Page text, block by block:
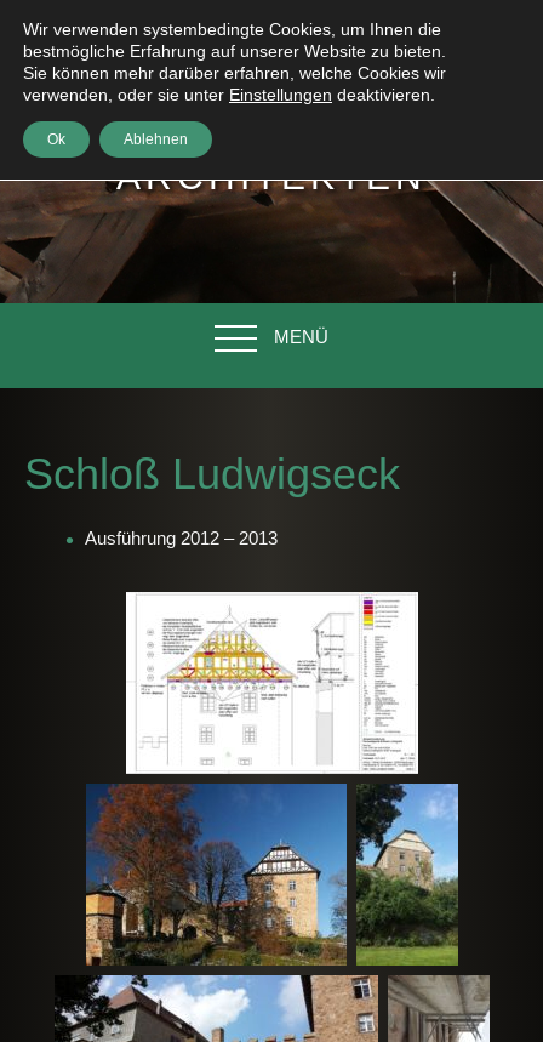
HÖNIG
ARCHITEKTEN
MENÜ
Schloß Ludwigseck
Ausführung 2012 – 2013
Wir verwenden systembedingte Cookies, um Ihnen die
bestmögliche Erfahrung auf unserer Website zu bieten.
Sie können mehr darüber erfahren, welche Cookies wir
verwenden, oder sie unter Einstellungen deaktivieren.
Ok Ablehnen